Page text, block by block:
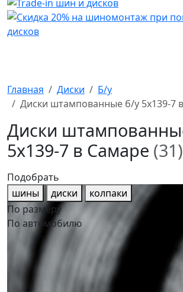
Главная Диски
Б/у
Диски штампованные б/у 5x139-7
Диски
5x139-7 в Самаре (31)
Подобрать
шины
диски
колпаки
По размеру
По автомобилю